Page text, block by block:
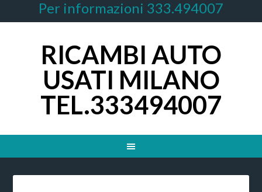
Per informazioni 333.494007
RICAMBI AUTO
USATI MILANO
TEL.333494007